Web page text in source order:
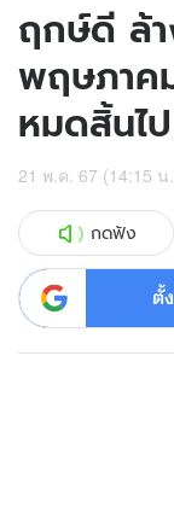
ฤกษ์ดี ล้
พฤษภาค
หมดสิ้นไ
21 พ.ค. 67 (14:15 น
กดฟัง
ตั้